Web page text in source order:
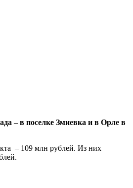
– в поселке Змиевка и в Орле в
– 109 млн рублей. Из них